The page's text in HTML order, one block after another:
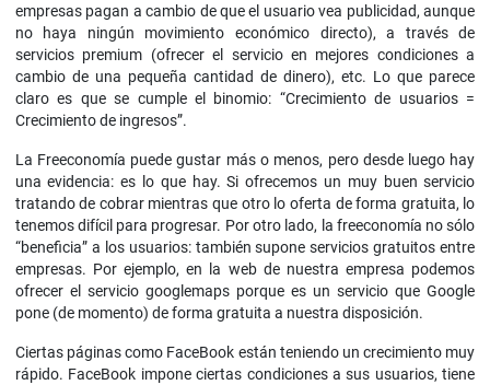
empresas pagan a cambio de que el usuario vea publicidad, aunque
no haya ningún movimiento económico directo), a través de
servicios premium (ofrecer el servicio en mejores condiciones a
cambio de una pequeña cantidad de dinero), etc. Lo que parece
claro es que se cumple el binomio: “Crecimiento de usuarios =
Crecimiento de ingresos”.
La Freeconomía puede gustar más o menos, pero desde luego hay
una evidencia: es lo que hay. Si ofrecemos un muy buen servicio
tratando de cobrar mientras que otro lo oferta de forma gratuita, lo
tenemos difícil para progresar. Por otro lado, la freeconomía no sólo
“beneficia” a los usuarios: también supone servicios gratuitos entre
empresas. Por ejemplo, en la web de nuestra empresa podemos
ofrecer el servicio googlemaps porque es un servicio que Google
pone (de momento) de forma gratuita a nuestra disposición.
Ciertas páginas como FaceBook están teniendo un crecimiento muy
rápido. FaceBook impone ciertas condiciones a sus usuarios, tiene